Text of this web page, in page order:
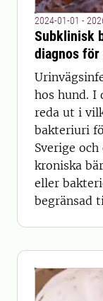
2024-01-01 -
Subklinisk
diagnos för
hos hund. I
reda ut i
bakteriuri
Sverige
kroniska
eller
begränsad